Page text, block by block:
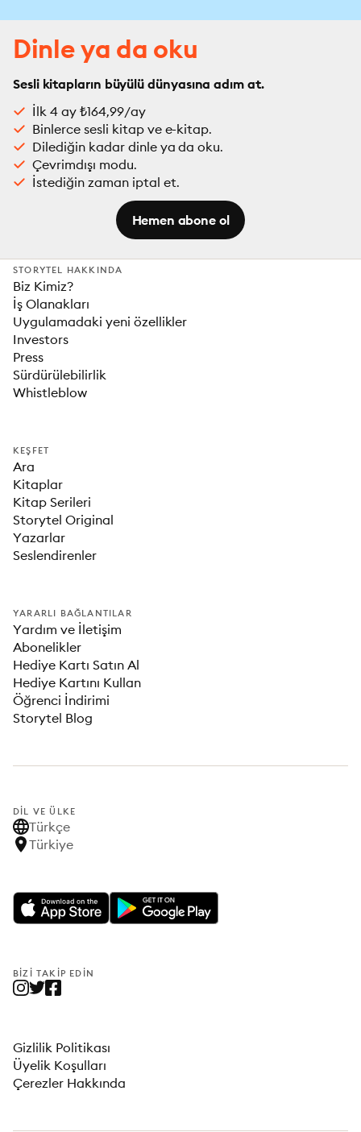
Dinle ya da oku
Sesli kitapların büyülü dünyasına adım at.
İlk 4 ay ₺164,99/ay
Binlerce sesli kitap ve e-kitap.
Dilediğin kadar dinle ya da oku.
Çevrimdışı modu.
İstediğin zaman iptal et.
Hemen abone ol
STORYTEL HAKKINDA
Biz Kimiz?
İş Olanakları
Uygulamadaki yeni özellikler
Investors
Press
Sürdürülebilirlik
Whistleblow
KEŞFET
Ara
Kitaplar
Kitap Serileri
Storytel Original
Yazarlar
Seslendirenler
YARARLI BAĞLANTILAR
Yardım ve İletişim
Abonelikler
Hediye Kartı Satın Al
Hediye Kartını Kullan
Öğrenci İndirimi
Storytel Blog
DIL VE ÜLKE
Türkçe
Türkiye
BIZI TAKIP EDIN
Gizlilik Politikası
Üyelik Koşulları
Çerezler Hakkında